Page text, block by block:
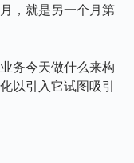
，就是另一个月第
务今天做什么来构
以引入它试图吸引